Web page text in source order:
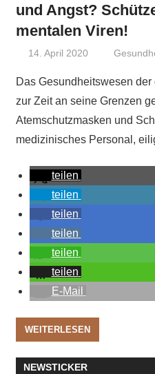
und Angst?
mentalen Viren!
14. April 2020 Niki Vogt
Das Gesundheitswesen
zur Zeit an seine Grenzen
Atemschutzmasken und
medizinisches Personal,
teilen
teilen
teilen
teilen
teilen
teilen
E-Mail
WEITERLESEN
NEWSTICKER